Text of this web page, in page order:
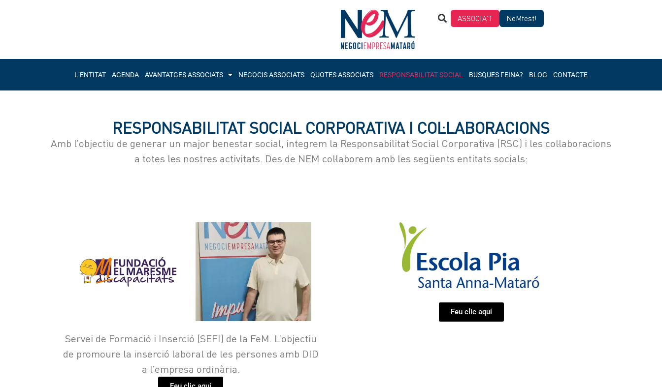
ASSOCIA'T NeMfest!
L’ENTITAT AGENDA AVANTATGES ASSOCIATS NEGOCIS ASSOCIATS QUOTES ASSOCIATS RESPONSABILITAT SOCIAL BUSQUES FEINA? BLOG CONTACTE
RESPONSABILITAT SOCIAL CORPORATIVA I COL·LABORACIONS
Amb l’objectiu de generar un major benestar social, integrem la Responsabilitat Social Corporativa (RSC) i les col·laboracions
a totes les nostres activitats. Des de NEM col·laborem amb les següents entitats socials:
Servei de Formació i Inserció (SEFI) de la FeM. L’objectiu
de promoure la inserció laboral de les persones amb DID
a l’empresa ordinària.
Feu clic aquí